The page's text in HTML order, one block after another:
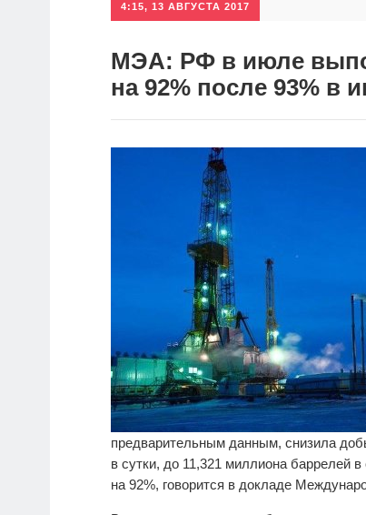
4:15, 13 АВГУСТА 2017
МЭА: РФ в июле
на 92% после 93% в
предварительным данным, снизила
в сутки, до 11,321 миллиона баррелей
на 92%, говорится в докладе